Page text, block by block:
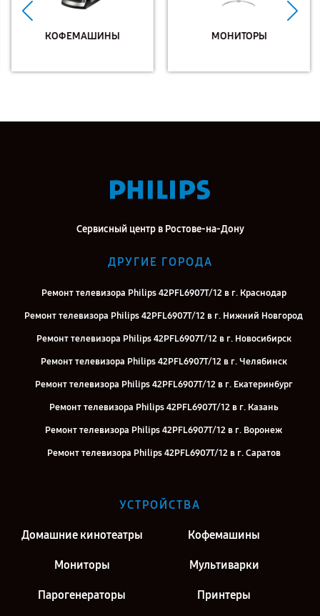
КОФЕМАШИНЫ МОНИТОРЫ
Сервисный центр в Ростове-на-Дону
ДРУГИЕ ГОРОДА
Ремонт телевизора Philips 42PFL6907T/12 в г. Краснодар
Ремонт телевизора Philips 42PFL6907T/12 в г. Нижний Новгород
Ремонт телевизора Philips 42PFL6907T/12 в г. Новосибирск
Ремонт телевизора Philips 42PFL6907T/12 в г. Челябинск
Ремонт телевизора Philips 42PFL6907T/12 в г. Екатеринбург
Ремонт телевизора Philips 42PFL6907T/12 в г. Казань
Ремонт телевизора Philips 42PFL6907T/12 в г. Воронеж
Ремонт телевизора Philips 42PFL6907T/12 в г. Саратов
Ремонт телевизора Philips 42PFL6907T/12 в г. Москва
УСТРОЙСТВА
Домашние кинотеатры Кофемашины
Мониторы Мультиварки
Парогенераторы Принтеры